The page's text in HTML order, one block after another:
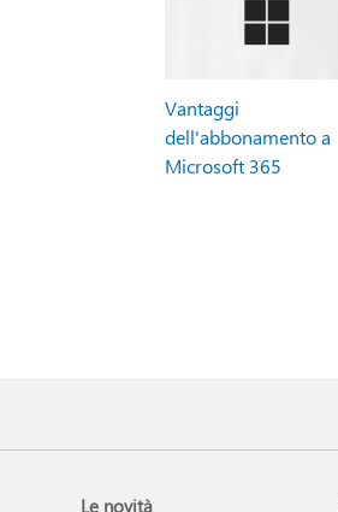
Vantaggi
dell'abbonamento a
Microsoft 365
Le novità